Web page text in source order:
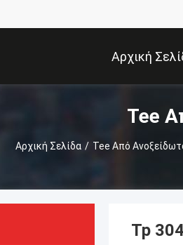
Αρχική
Tee
Αρχική Σελίδα / Tee Από
Tp